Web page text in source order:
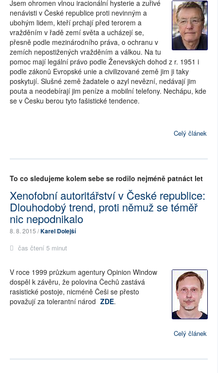
Jsem ohromen vlnou iracionální hysterie a zuřivé
nenávisti v České republice proti nevinným a
ubohým lidem, kteří prchají před terorem a
vražděním v řadě zemí světa a ucházejí se,
přesně podle mezinárodního práva, o ochranu v
zemích nepostižených vražděním a válkou. Na tu
pomoc mají legální právo podle Ženevských dohod z r. 1951 i
podle zákonů Evropské unie a civilizované země jim ji taky
poskytují. Slušné země žadatele o azyl nevězní, nedávají jim
pouta a neodebírají jim peníze a mobilní telefony. Nechápu, kde
se v Česku berou tyto fašistické tendence.
Celý článek
To co sledujeme kolem sebe se rodilo nejméně patnáct let
Xenofobní autoritářství v České republice:
Dlouhodobý trend, proti němuž se téměř
nic nepodnikalo
8. 8. 2015 /Karel Dolejší
čas čtení 5 minut
V roce 1999 průzkum agentury Opinion Window
dospěl k závěru, že polovina Čechů zastává
rasistické postoje, nicméně Češi se přesto
považují za tolerantní národ ZDE.
Celý článek